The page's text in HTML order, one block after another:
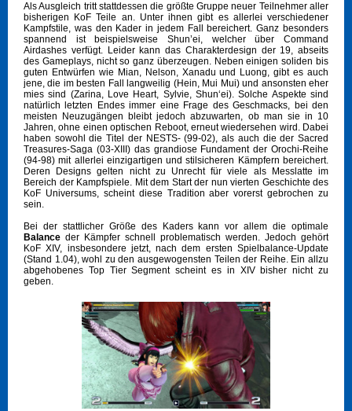
Als Ausgleich tritt stattdessen die größte Gruppe neuer Teilnehmer aller
bisherigen KoF Teile an. Unter ihnen gibt es allerlei verschiedener
Kampfstile, was den Kader in jedem Fall bereichert. Ganz besonders
spannend ist beispielsweise Shun’ei, welcher über Command
Airdashes verfügt. Leider kann das Charakterdesign der 19, abseits
des Gameplays, nicht so ganz überzeugen. Neben einigen soliden bis
guten Entwürfen wie Mian, Nelson, Xanadu und Luong, gibt es auch
jene, die im besten Fall langweilig (Hein, Mui Mui) und ansonsten eher
mies sind (Zarina, Love Heart, Sylvie, Shun‘ei). Solche Aspekte sind
natürlich letzten Endes immer eine Frage des Geschmacks, bei den
meisten Neuzugängen bleibt jedoch abzuwarten, ob man sie in 10
Jahren, ohne einen optischen Reboot, erneut wiedersehen wird. Dabei
haben sowohl die Titel der NESTS- (99-02), als auch die der Sacred
Treasures-Saga (03-XIII) das grandiose Fundament der Orochi-Reihe
(94-98) mit allerlei einzigartigen und stilsicheren Kämpfern bereichert.
Deren Designs gelten nicht zu Unrecht für viele als Messlatte im
Bereich der Kampfspiele. Mit dem Start der nun vierten Geschichte des
KoF Universums, scheint diese Tradition aber vorerst gebrochen zu
sein.
Bei der stattlicher Größe des Kaders kann vor allem die optimale
Balance der Kämpfer schnell problematisch werden. Jedoch gehört
KoF XIV, insbesondere jetzt, nach dem ersten Spielbalance-Update
(Stand 1.04), wohl zu den ausgewogensten Teilen der Reihe. Ein allzu
abgehobenes Top Tier Segment scheint es in XIV bisher nicht zu
geben.